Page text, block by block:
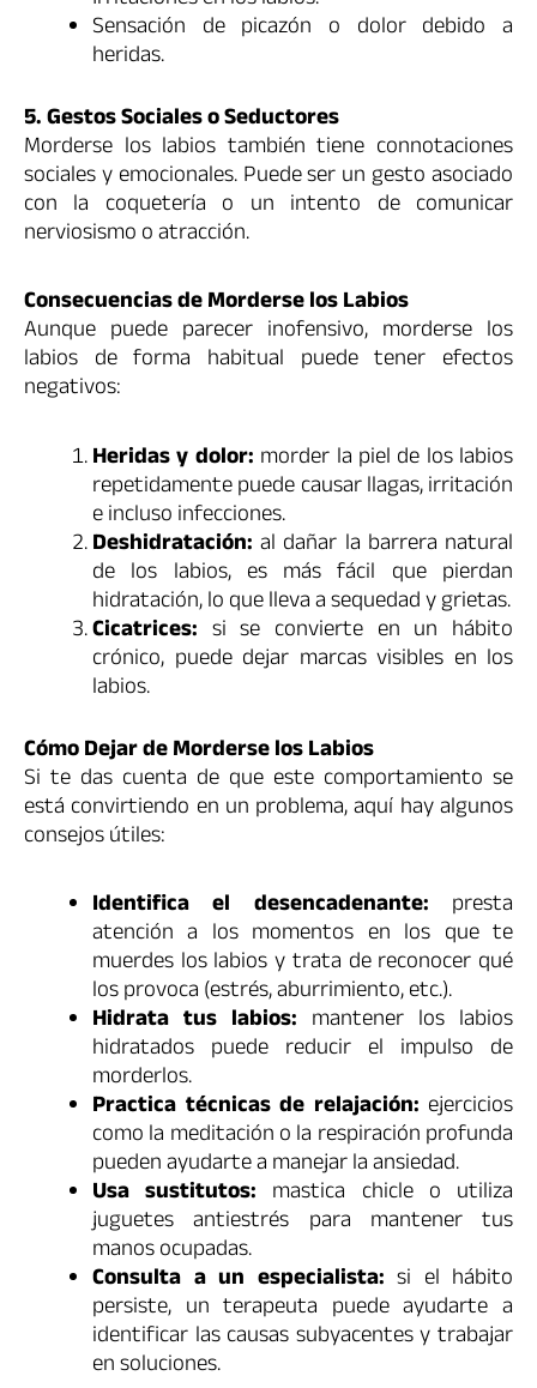
Sensación de picazón o dolor debido a
heridas.
5. Gestos Sociales o Seductores
Morderse los labios también tiene connotaciones
sociales y emocionales. Puede ser un gesto asociado
con la coquetería o un intento de comunicar
nerviosismo o atracción.
Consecuencias de Morderse los Labios
Aunque puede parecer inofensivo, morderse los
labios de forma habitual puede tener efectos
negativos:
Heridas y dolor: morder la piel de los labios
repetidamente puede causar llagas, irritación
e incluso infecciones.
Deshidratación: al dañar la barrera natural
de los labios, es más fácil que pierdan
hidratación, lo que lleva a sequedad y grietas.
Cicatrices: si se convierte en un hábito
crónico, puede dejar marcas visibles en los
labios.
Cómo Dejar de Morderse los Labios
Si te das cuenta de que este comportamiento se
está convirtiendo en un problema, aquí hay algunos
consejos útiles:
Identifica el desencadenante: presta
atención a los momentos en los que te
muerdes los labios y trata de reconocer qué
los provoca (estrés, aburrimiento, etc.).
Hidrata tus labios: mantener los labios
hidratados puede reducir el impulso de
morderlos.
Practica técnicas de relajación: ejercicios
como la meditación o la respiración profunda
pueden ayudarte a manejar la ansiedad.
Usa sustitutos: mastica chicle o utiliza
juguetes antiestrés para mantener tus
manos ocupadas.
Consulta a un especialista: si el hábito
persiste, un terapeuta puede ayudarte a
identificar las causas subyacentes y trabajar
en soluciones.